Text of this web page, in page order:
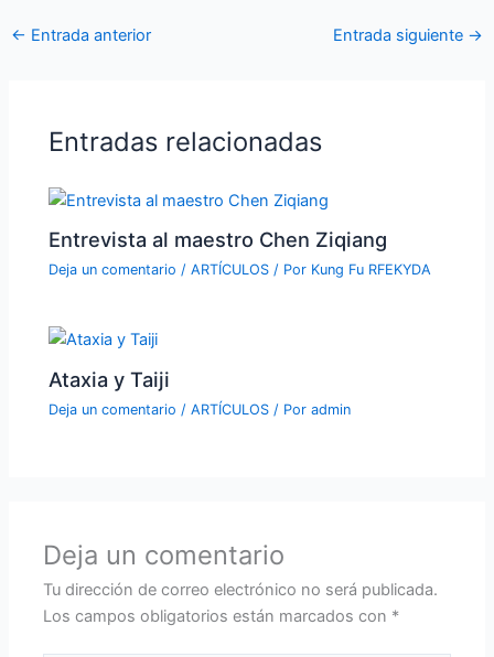
← Entrada anterior Entrada siguiente →
Entradas relacionadas
Entrevista al maestro Chen Ziqiang
Deja un comentario /ARTÍCULOS / Por Kung Fu RFEKYDA
Ataxia y Taiji
Deja un comentario /ARTÍCULOS / Poradmin
Deja un comentario
Tu dirección de correo electrónico no será publicada.
Los campos obligatorios están marcados con *